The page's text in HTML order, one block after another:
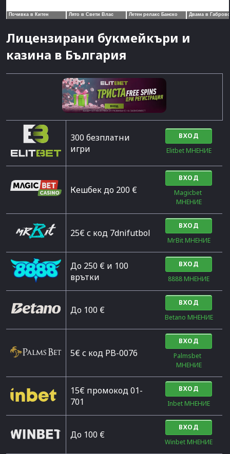
Лицензирани букмейкъри и
казина в България
300 безплатни
игри
ВХОД
Elitbet МНЕНИЕ
Кешбек до 200 €
ВХОД
Magicbet
МНЕНИЕ
25€ с код 7dnifutbol
ВХОД
MrBit МНЕНИЕ
До 250 € и 100
врътки
ВХОД
8888 МНЕНИЕ
Дo 100 €
ВХОД
Betano МНЕНИЕ
5€ с код PB-0076
ВХОД
Palmsbet
МНЕНИЕ
15€ промокод 01-
701
ВХОД
Inbet МНЕНИЕ
До 100 €
ВХОД
Winbet МНЕНИЕ